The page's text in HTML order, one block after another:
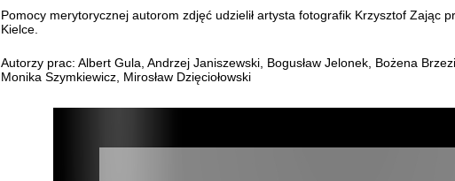
Pomocy merytorycznej autorom zdjęć udzielił artysta fotografik Krzysztof Zając
Kielce.
Autorzy prac: Albert Gula, Andrzej Janiszewski, Bogusław Jelonek, Bożena
Monika Szymkiewicz, Mirosław Dzięciołowski